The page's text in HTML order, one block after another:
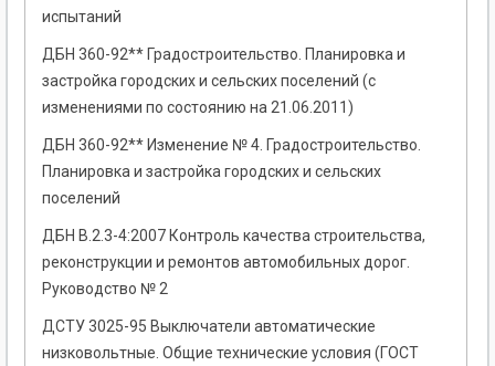
испытаний
ДБН 360-92** Градостроительство. Планировка и
застройка городских и сельских поселений (с
изменениями по состоянию на 21.06.2011)
ДБН 360-92** Изменение № 4. Градостроительство.
Планировка и застройка городских и сельских
поселений
ДБН В.2.3-4:2007 Контроль качества строительства,
реконструкции и ремонтов автомобильных дорог.
Руководство № 2
ДСТУ 3025-95 Выключатели автоматические
низковольтные. Общие технические условия (ГОСТ